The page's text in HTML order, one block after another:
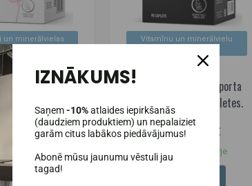
un minerālvielas
Ultra sieviešu
formula 90
15,50€
sandėlyje
GROZĀ
Vitamīnu un minerālvielu
VpLab Ultra vīriešu sporta
multivitamīni 90 tabletes.
22,95€ 15,50€
Prekė sandėlyje
IZNĀKUMS!
Saņem-10%atlaides iepirkšanās
(daudziem produktiem) un nepalaiziet
garām citus labākos piedāvājumus!
Abonē mūsu jaunumu vēstuli jau
tagad!